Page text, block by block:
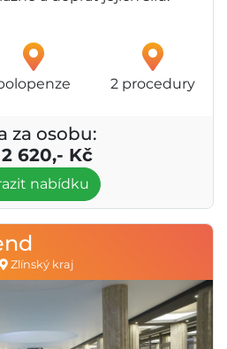
2 procedury
za osobu:
2 620,- Kč
nabídku
Zlínský kraj